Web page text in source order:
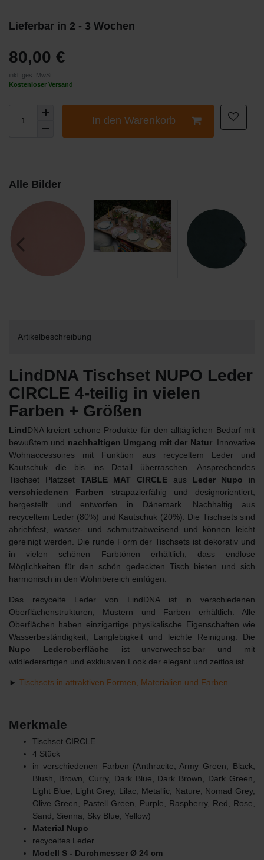
Lieferbar in 2 - 3 Wochen
80,00 €
inkl. ges. MwSt
Kostenloser Versand
In den Warenkorb
Alle Bilder
Artikelbeschreibung
LindDNA Tischset NUPO Leder
CIRCLE 4-teilig in vielen
Farben + Größen
LindDNA kreiert schöne Produkte für den alltäglichen Bedarf mit
bewußtem und nachhaltigen Umgang mit der Natur. Innovative
Wohnaccessoires mit Funktion aus recyceltem Leder und
Kautschuk die bis ins Detail überraschen. Ansprechendes
Tischset Platzset TABLE MAT CIRCLE aus Leder Nupo in
verschiedenen Farben strapazierfähig und designorientiert,
hergestellt und entworfen in Dänemark. Nachhaltig aus
recyceltem Leder (80%) und Kautschuk (20%). Die Tischsets sind
abriebfest, wasser- und schmutzabweisend und können leicht
gereinigt werden. Die runde Form der Tischsets ist dekorativ und
in vielen schönen Farbtönen erhältlich, dass endlose
Möglichkeiten für den schön gedeckten Tisch bieten und sich
harmonisch in den Wohnbereich einfügen.
Das recycelte Leder von LindDNA ist in verschiedenen
Oberflächenstrukturen, Mustern und Farben erhältlich. Alle
Oberflächen haben einzigartige physikalische Eigenschaften wie
Wasserbeständigkeit, Langlebigkeit und leichte Reinigung. Die
Nupo Lederoberfläche ist unverwechselbar und mit
wildlederartigen und exklusiven Look der elegant und zeitlos ist.
► Tischsets in attraktiven Formen, Materialien und Farben
Merkmale
Tischset CIRCLE
4 Stück
in verschiedenen Farben (Anthracite , Army Green, Black,
Blush, Brown, Curry, Dark Blue, Dark Brown, Dark Green,
Light Blue, Light Grey, Lilac, Metallic, Nature, Nomad Grey,
Olive Green, Pastell Green, Purple, Raspberry, Red, Rose,
Sand, Sienna, Sky Blue, Yellow)
Material Nupo
recyceltes Leder
Modell S - Durchmesser Ø 24 cm